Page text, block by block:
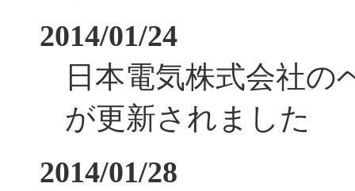
2014/01/24
日本電気株式会社の
が更新されました
2014/01/28